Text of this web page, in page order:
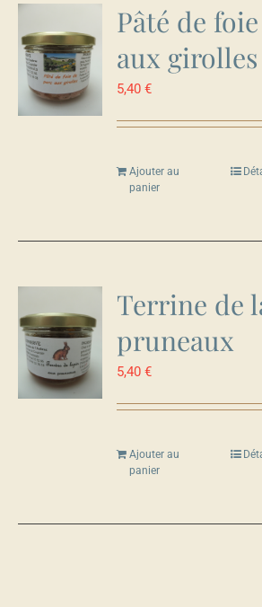
Pâté de
aux girolles
5,40€
Ajouter au
panier
Terrine de
pruneaux
5,40€
Ajouter au
panier